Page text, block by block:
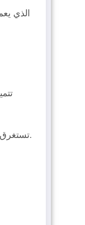
تستغرق الجلسة وقتاً يتناسب مع مساحة المنطقة؛ فإزالة شعر الظهر بالكامل قد تستغرق ما بين 30 إلى 45 دقيقة، بينما لا تستغرق الرقبة أكثر من 10-15 دقيقة.